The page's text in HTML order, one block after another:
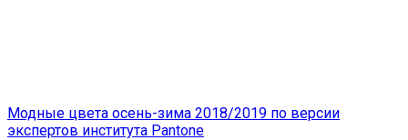
Модные цвета осень-зима 2018/2019 по версии
экспертов института Pantone